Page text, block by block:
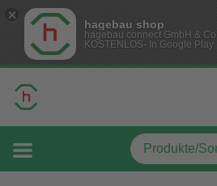
hagebau shop
hagebau connect GmbH &
KOSTENLOS- In Google Play